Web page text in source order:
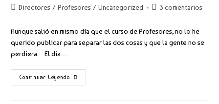
de
Categoría
la
entrada:
Directores / Profesores / Uncategorized
Comentarios
la
3 comentarios
Aunque salió en mismo día que el curso de Profesores, no lo he
querido publicar para separar las dos cosas y que la gente no se
perdiera. El día…
Continuar Leyendo
DIRECTORES
DE